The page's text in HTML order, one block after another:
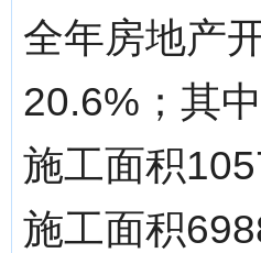
全年房地产
20.6%；其
施工面积
施工面积